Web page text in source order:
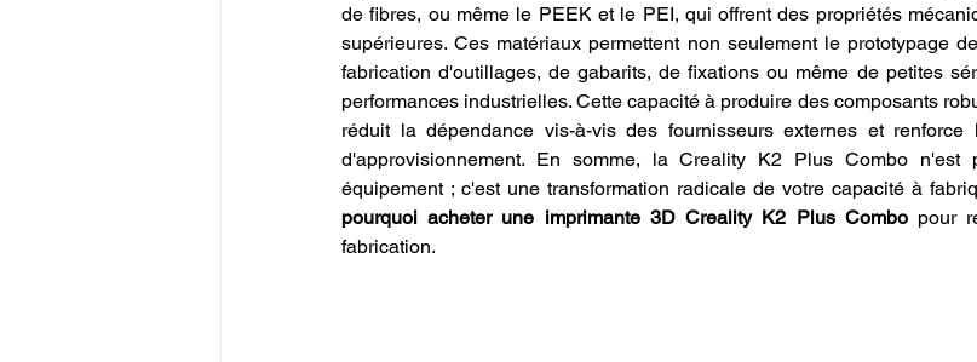
de fibres, ou même le PEEK et le PEI, qui offrent des propriétés
supérieures. Ces matériaux permettent non seulement le prototypage
fabrication d'outillages, de gabarits, de fixations ou même de petites
performances industrielles. Cette capacité à produire des composants
réduit la dépendance vis-à-vis des fournisseurs externes et
d'approvisionnement. En somme, la Creality K2 Plus Combo
pourquoi acheter une imprimante 3D Creality K2 Plus Combo pour
fabrication.